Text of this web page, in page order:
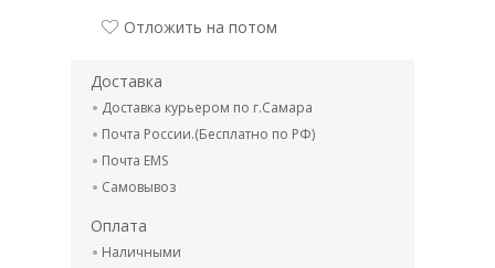
Отложить на потом
Доставка
Доставка курьером по г.Самара
Почта России.(Бесплатно по РФ)
Почта EMS
Самовывоз
Оплата
Наличными